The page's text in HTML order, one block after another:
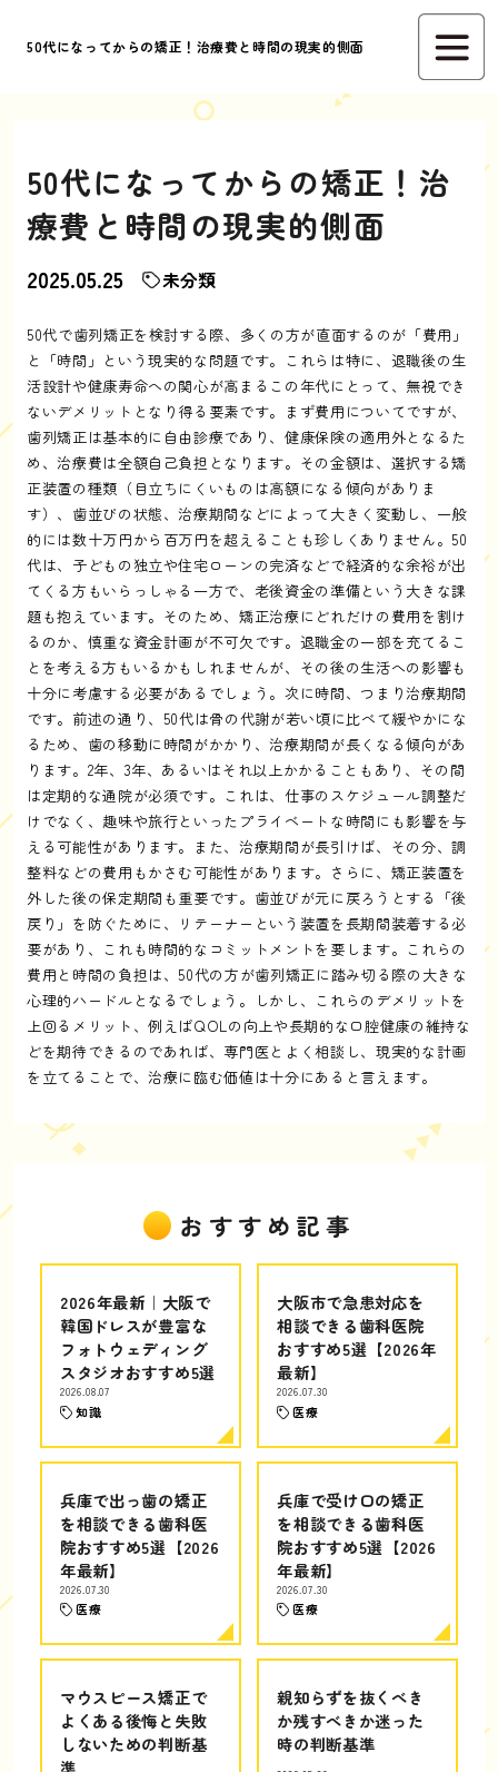
50代になってからの矯正！治療費と時間の現実的側面
50代になってからの矯正！治
療費と時間の現実的側面
2025.05.25 未分類
50代で歯列矯正を検討する際、多くの方が直面するのが「費用」
と「時間」という現実的な問題です。これらは特に、退職後の生
活設計や健康寿命への関心が高まるこの年代にとって、無視でき
ないデメリットとなり得る要素です。まず費用についてですが、
歯列矯正は基本的に自由診療であり、健康保険の適用外となるた
め、治療費は全額自己負担となります。その金額は、選択する矯
正装置の種類（目立ちにくいものは高額になる傾向がありま
す）、歯並びの状態、治療期間などによって大きく変動し、一般
的には数十万円から百万円を超えることも珍しくありません。50
代は、子どもの独立や住宅ローンの完済などで経済的な余裕が出
てくる方もいらっしゃる一方で、老後資金の準備という大きな課
題も抱えています。そのため、矯正治療にどれだけの費用を割け
るのか、慎重な資金計画が不可欠です。退職金の一部を充てるこ
とを考える方もいるかもしれませんが、その後の生活への影響も
十分に考慮する必要があるでしょう。次に時間、つまり治療期間
です。前述の通り、50代は骨の代謝が若い頃に比べて緩やかにな
るため、歯の移動に時間がかかり、治療期間が長くなる傾向があ
ります。2年、3年、あるいはそれ以上かかることもあり、その間
は定期的な通院が必須です。これは、仕事のスケジュール調整だ
けでなく、趣味や旅行といったプライベートな時間にも影響を与
える可能性があります。また、治療期間が長引けば、その分、調
整料などの費用もかさむ可能性があります。さらに、矯正装置を
外した後の保定期間も重要です。歯並びが元に戻ろうとする「後
戻り」を防ぐために、リテーナーという装置を長期間装着する必
要があり、これも時間的なコミットメントを要します。これらの
費用と時間の負担は、50代の方が歯列矯正に踏み切る際の大きな
心理的ハードルとなるでしょう。しかし、これらのデメリットを
上回るメリット、例えばQOLの向上や長期的な口腔健康の維持な
どを期待できるのであれば、専門医とよく相談し、現実的な計画
を立てることで、治療に臨む価値は十分にあると言えます。
おすすめ記事
2026年最新｜大阪で
韓国ドレスが豊富な
フォトウェディング
スタジオおすすめ5選
2026.08.07
知識
大阪市で急患対応を
相談できる歯科医院
おすすめ5選【2026年
最新】
2026.07.30
医療
兵庫で出っ歯の矯正
を相談できる歯科医
院おすすめ5選【2026
年最新】
2026.07.30
医療
兵庫で受け口の矯正
を相談できる歯科医
院おすすめ5選【2026
年最新】
2026.07.30
医療
マウスピース矯正で
よくある後悔と失敗
しないための判断基
準
親知らずを抜くべき
か残すべきか迷った
時の判断基準